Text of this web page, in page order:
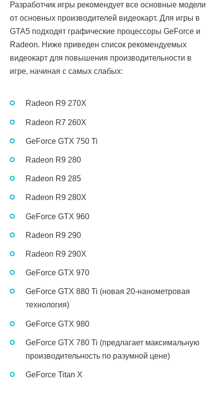
Разработчик игры рекомендует все основные модели
от основных производителей видеокарт. Для игры в
GTA5 подходят графические процессоры GeForce и
Radeon. Ниже приведен список рекомендуемых
видеокарт для повышения производительности в
игре, начиная с самых слабых:
Radeon R9 270X
Radeon R7 260X
GeForce GTX 750 Ti
Radeon R9 280
Radeon R9 285
Radeon R9 280X
GeForce GTX 960
Radeon R9 290
Radeon R9 290X
GeForce GTX 970
GeForce GTX 880 Ti (новая 20-нанометровая
технология)
GeForce GTX 980
GeForce GTX 780 Ti (предлагает максимальную
производительность по разумной цене)
GeForce Titan X